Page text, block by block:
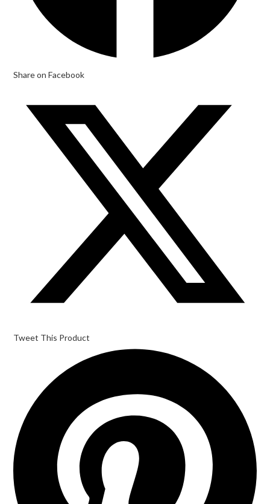
Share on Facebook
Tweet This Product